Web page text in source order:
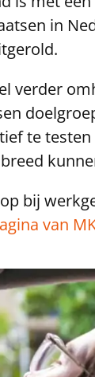
in
verder
te
bij
van